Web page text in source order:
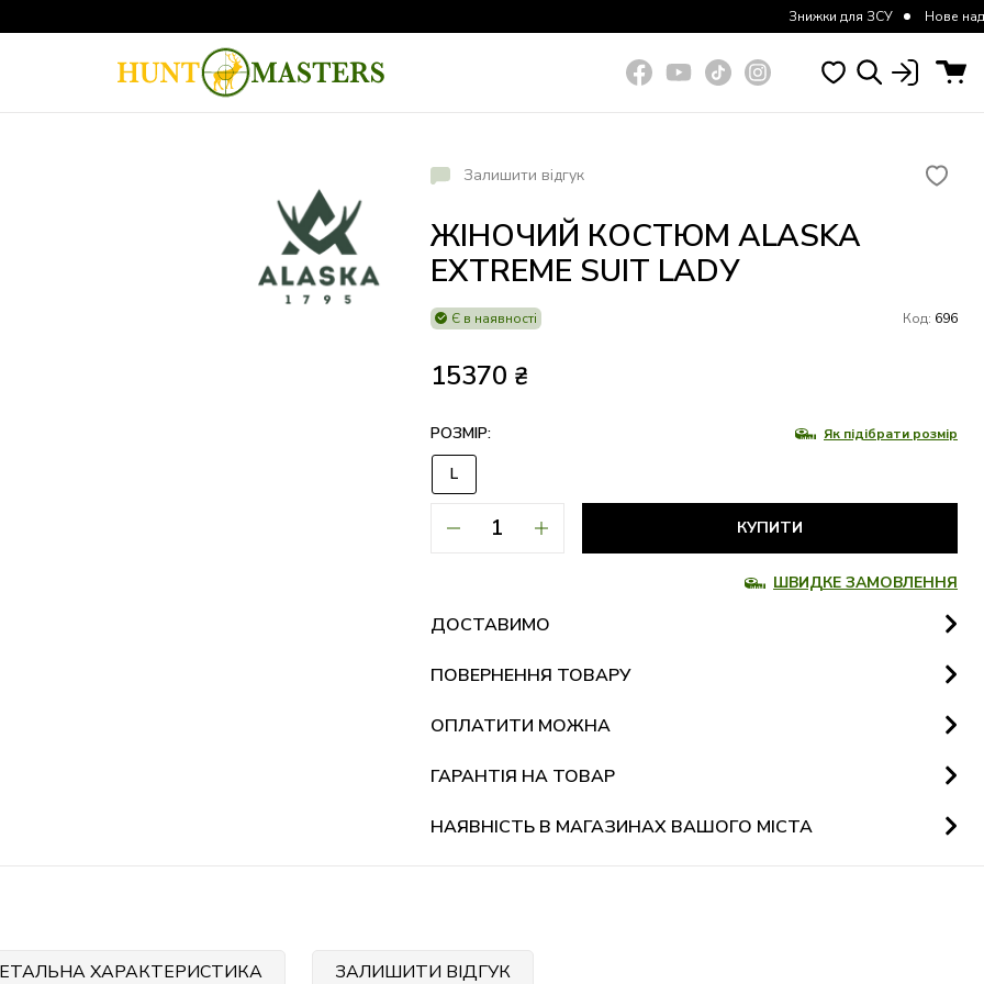
Знижки для ЗСУ Нове надходження
Залишити відгук
ЖІНОЧИЙ КОСТЮМ ALASKA
EXTREME SUIT LADУ
Є в наявності Код: 696
15370 ₴
РОЗМІР: Як підібрати розмір
L
КУПИТИ
ШВИДКЕ ЗАМОВЛЕННЯ
ДОСТАВИМО
ПОВЕРНЕННЯ ТОВАРУ
ОПЛАТИТИ МОЖНА
ГАРАНТІЯ НА ТОВАР
НАЯВНІСТЬ В МАГАЗИНАХ ВАШОГО МІСТА
ХАРАКТЕРИСТИКА ЗАЛИШИТИ ВІДГУК